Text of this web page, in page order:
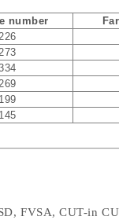
number
199
145
FVSA, CUT-in